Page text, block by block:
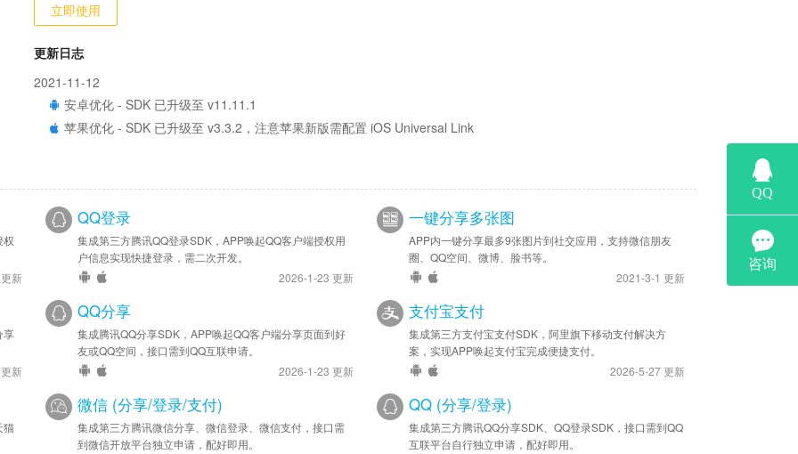
立即使用
更新日志
2021-11-12
安卓优化 - SDK 已升级至 v11.11.1
苹果优化 - SDK 已升级至 v3.3.2，注意苹果新版需配置 iOS Universal Link
权
新
QQ登录
集成第三方腾讯QQ登录SDK，APP唤起QQ客户端授权用
户信息实现快捷登录，需二次开发。
2026-1-23 更新
一键分享多张图
APP内一键分享最多9张图片到社交应用，支持微信朋友
圈、QQ空间、微博、脸书等。
2021-3-1 更新
享
新
QQ分享
集成腾讯QQ分享SDK，APP唤起QQ客户端分享页面到好
友或QQ空间，接口需到QQ互联申请。
2026-1-23 更新
支付宝支付
集成第三方支付宝支付SDK，阿里旗下移动支付解决方
案，实现APP唤起支付宝完成便捷支付。
2026-5-27 更新
猫
微信 (分享/登录/支付)
集成第三方腾讯微信分享、微信登录、微信支付，接口需
到微信开放平台独立申请，配好即用。
QQ (分享/登录)
集成第三方腾讯QQ分享SDK、QQ登录SDK，接口需到QQ
互联平台自行独立申请，配好即用。